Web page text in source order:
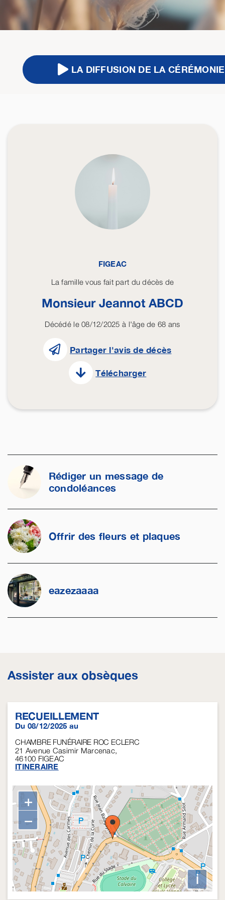
LA DIFFUSION DE LA
FIGEAC
La famille vous fait part du décès de
Monsieur Jeannot ABCD
Décédé le 08/12/2025 à l'âge de 68 ans
Partager l'avis de décès
Télécharger
Rédiger un message de
condoléances
Offrir des fleurs et plaques
eazezaaaa
Assister aux obsèques
RECUEILLEMENT
Du 08/12/2025 au
CHAMBRE FUNÉRAIRE ROC ECLERC
21 Avenue Casimir Marcenac,
46100 FIGEAC
ITINERAIRE
+
−
i